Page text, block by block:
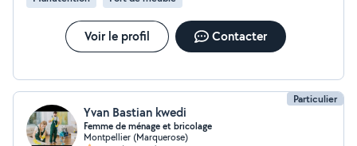
Voir le profil Contacter
Particulier
Yvan Bastian kwedi
Femme de ménage et bricolage
Montpellier (Marquerose)